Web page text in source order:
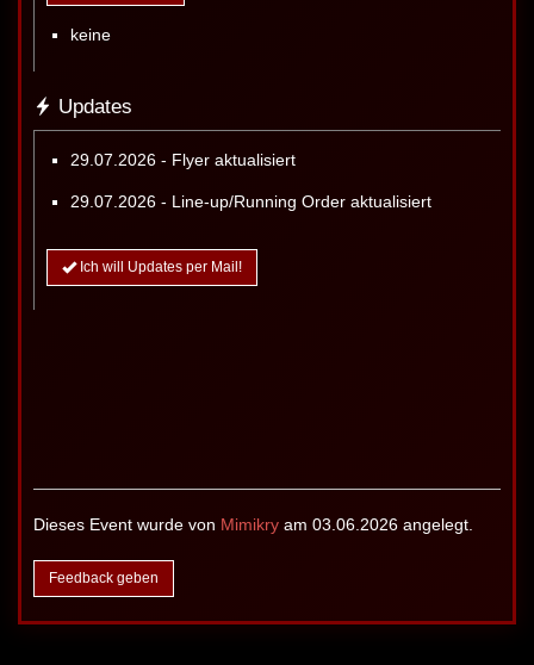
keine
Updates
29.07.2026 - Flyer aktualisiert
29.07.2026 - Line-up/Running Order aktualisiert
Ich will Updates per Mail!
Dieses Event wurde von Mimikry am 03.06.2026 angelegt.
Feedback geben